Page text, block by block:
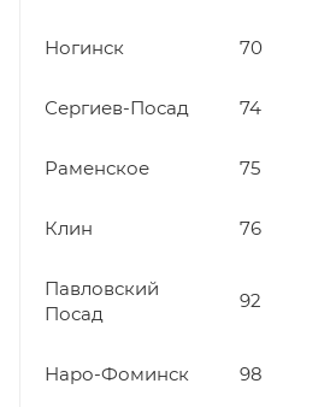
Ногинск 70
Сергиев-Посад 74
Раменское 75
Клин 76
Павловский
Посад
92
Наро-Фоминск 98